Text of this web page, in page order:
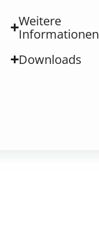
Weitere
Informationen
Downloads